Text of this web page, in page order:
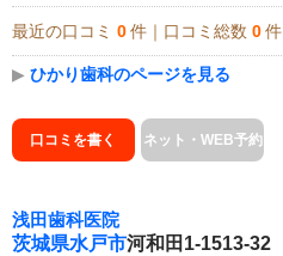
最近の口コミ 0 件｜口コミ総数 0 件
▶ ひかり歯科のページを見る
口コミを書く ネット・WEB予約
浅田歯科医院
茨城県水戸市河和田1-1513-32